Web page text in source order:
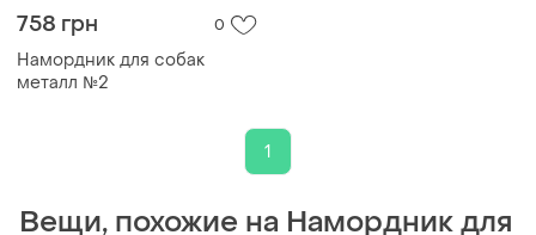
758 грн 0
Намордник для собак
металл №2
1
Вещи, похожие на Намордник для